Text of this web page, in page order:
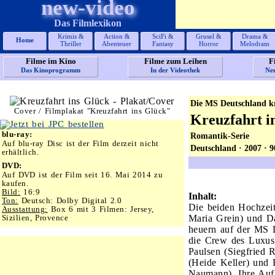
new-video
Das Filmlexikon
Home
Krimis &
Thriller
Action &
Abenteuer
SciFi &
Fantasy
Grusel &
Horror
Drama &
Melodram
Filme im Kino
Das Kinoprogramm
Filme zum Leihen
In der Videothek
Cover / Filmplakat "Kreuzfahrt ins Glück"
blu-ray:
Auf blu-ray Disc ist der Film derzeit nicht
erhältlich.
DVD:
Auf DVD ist der Film seit 16. Mai 2014 zu
kaufen.
Bild: 16:9
Ton: Deutsch: Dolby Digital 2.0
Ausstattung: Box 6 mit 3 Filmen: Jersey,
Sizilien, Provence
Die MS Deutschland
Kreuzfahrt
Romantik-Serie
Deutschland · 2007 ·
Inhalt:
Die beiden
Maria Grein) und
heuern auf der MS
die Crew des
Paulsen (Siegfried
(Heide Keller) und